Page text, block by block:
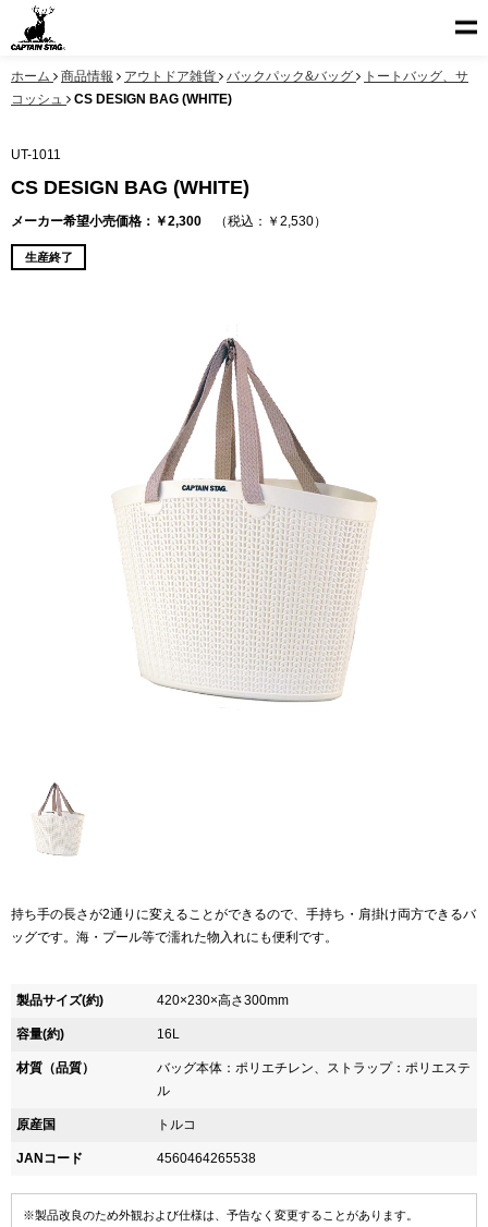
ホーム 商品情報 アウトドア雑貨 バックパック&バッグ
トートバッグ、サ
コッシュ
CS DESIGN BAG (WHITE)
UT-1011
CS DESIGN BAG (WHITE)
メーカー希望小売価格：￥2,300 （税込：￥2,530）
生産終了
持ち手の長さが2通りに変えることができるので、手持ち・肩掛け両方できるバ
ッグです。海・プール等で濡れた物入れにも便利です。
製品サイズ(約) 420×230×高さ300mm
容量(約) 16L
材質（品質）
バッグ本体：ポリエチレン、ストラップ：ポリエステ
ル
原産国 トルコ
JANコード 4560464265538
※製品改良のため外観および仕様は、予告なく変更することがあります。